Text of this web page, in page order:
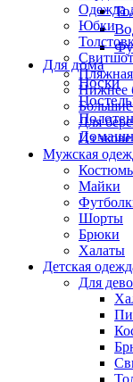
Для дома
Носки
Одежда
Юбки
Нижнее
Для
Из
Мужская
Майки
Шорты
Брюки
Халаты
Детская
Для